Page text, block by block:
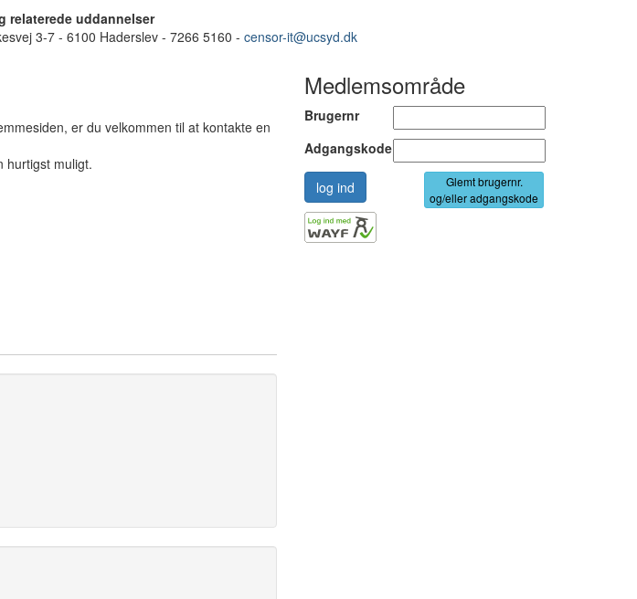
relaterede uddannelser
3-7 - 6100 Haderslev - 7266 5160 - censor-it@ucsyd.dk
er du velkommen til at kontakte en
hurtigst muligt.
Medlemsområde
Brugernr
Adgangskode
Glemt brugernr.
og/eller adgangskode